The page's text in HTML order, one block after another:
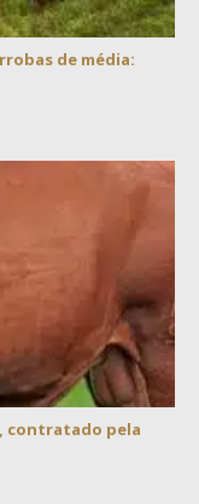
de média:
contratado pela